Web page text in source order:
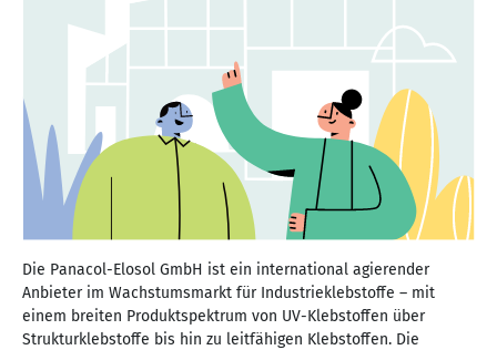
Die Panacol-Elosol GmbH ist ein international agierender
Anbieter im Wachstumsmarkt für Industrieklebstoffe – mit
einem breiten Produktspektrum von UV-Klebstoffen über
Strukturklebstoffe bis hin zu leitfähigen Klebstoffen. Die